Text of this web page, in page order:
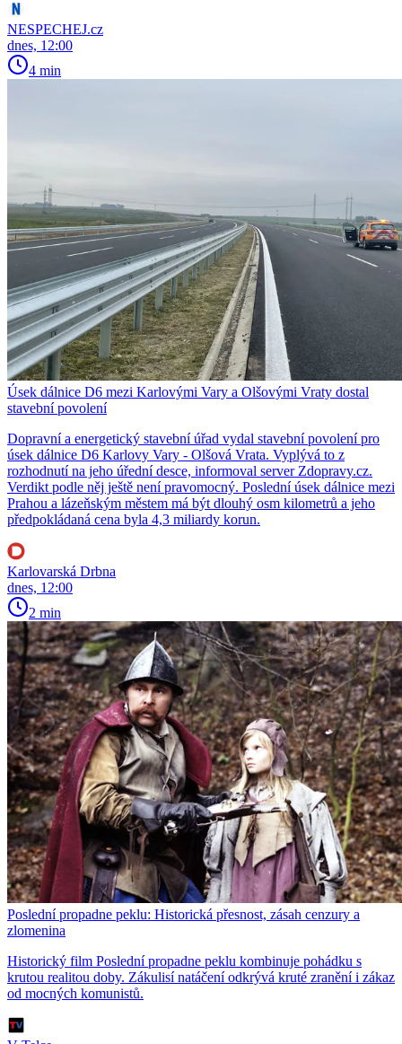
NESPECHEJ.cz
dnes, 12:00
4 min
Úsek dálnice D6 mezi Karlovými Vary a Olšovými Vraty dostal
stavební povolení
Dopravní a energetický stavební úřad vydal stavební povolení pro
úsek dálnice D6 Karlovy Vary - Olšová Vrata. Vyplývá to z
rozhodnutí na jeho úřední desce, informoval server Zdopravy.cz.
Verdikt podle něj ještě není pravomocný. Poslední úsek dálnice mezi
Prahou a lázeňským městem má být dlouhý osm kilometrů a jeho
předpokládaná cena byla 4,3 miliardy korun.
Karlovarská Drbna
dnes, 12:00
2 min
Poslední propadne peklu: Historická přesnost, zásah cenzury a
zlomenina
Historický film Poslední propadne peklu kombinuje pohádku s
krutou realitou doby. Zákulisí natáčení odkrývá kruté zranění i zákaz
od mocných komunistů.